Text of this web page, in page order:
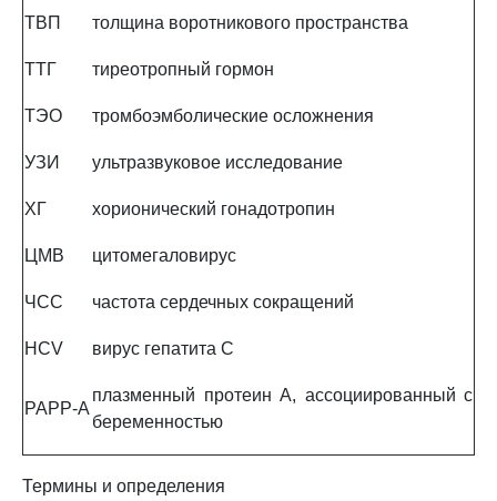
ТВП толщина воротникового пространства
ТТГ тиреотропный гормон
ТЭО тромбоэмболические осложнения
УЗИ ультразвуковое исследование
ХГ хорионический гонадотропин
ЦМВ цитомегаловирус
ЧСС частота сердечных сокращений
HCV вирус гепатита C
РАРР-A
плазменный протеин A, ассоциированный с
беременностью
Термины и определения